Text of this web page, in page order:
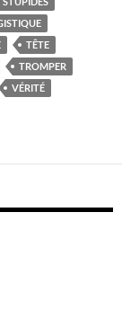
TÊTE
TROMPER
VÉRITÉ